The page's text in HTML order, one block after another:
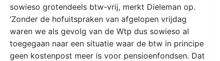
sowieso grotendeels btw-vrij, merkt Dieleman op.
‘Zonder de hofuitspraken van afgelopen vrijdag
waren we als gevolg van de Wtp dus sowieso al
toegegaan naar een situatie waar de btw in principe
geen kostenpost meer is voor pensioenfondsen. Dat